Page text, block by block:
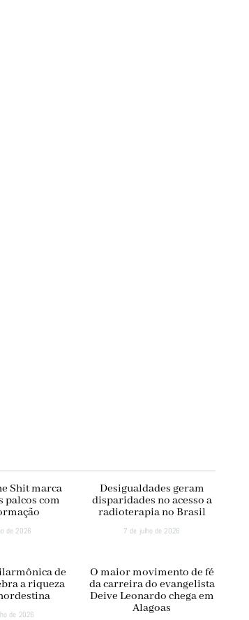
Shit marca
palcos com
de 2026
Desigualdades geram
disparidades no acesso a
radioterapia no Brasil
7 de julho de 2026
de
a riqueza
de 2026
O maior movimento de fé
da carreira do evangelista
Deive Leonardo chega em
Alagoas